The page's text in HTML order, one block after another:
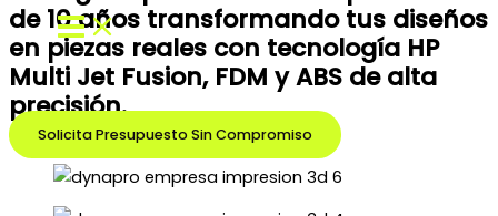
de 10 años transformando tus diseños
en piezas reales con tecnología HP
Multi Jet Fusion, FDM y ABS de alta
precisión.
Solicita Presupuesto Sin Compromiso